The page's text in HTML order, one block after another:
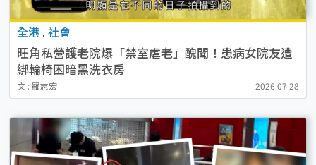
全港 . 社會
旺角私營護老院爆「禁室虐老」醜聞！患病女院友遭
綁輪椅困暗黑洗衣房
文 : 羅志宏 2026.07.28